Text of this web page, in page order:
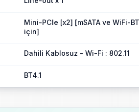
Mini-PCIe [x2] [mSATA ve WiFi-
için]
Dahili Kablosuz - Wi-Fi : 802.11
BT4.1